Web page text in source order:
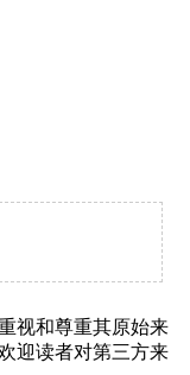
视和尊重其原始来
迎读者对第三方来